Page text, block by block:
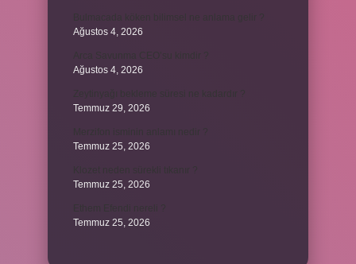
Ağustos 4, 2026
Ağustos 4, 2026
Temmuz 29, 2026
Temmuz 25, 2026
Temmuz 25, 2026
Temmuz 25, 2026